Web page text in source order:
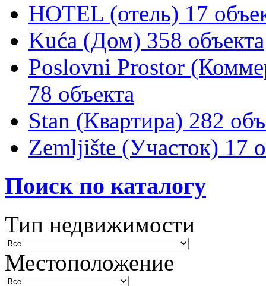
HOTEL (отель) 17
Kuća (Дом) 358 объекта
Poslovni Prostor
78 объекта
Stan (Квартира) 282
Zemljište (Участок) 17
Поиск по каталогу
Тип недвижимости
Местоположение